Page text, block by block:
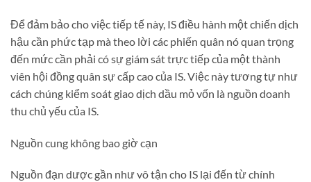
Để đảm bảo cho việc tiếp tế này, IS điều hành một chiến dịch
hậu cần phức tạp mà theo lời các phiến quân nó quan trọng
đến mức cần phải có sự giám sát trực tiếp của một thành
viên hội đồng quân sự cấp cao của IS. Việc này tương tự như
cách chúng kiểm soát giao dịch dầu mỏ vốn là nguồn doanh
thu chủ yếu của IS.
Nguồn cung không bao giờ cạn
Nguồn đạn dược gần như vô tận cho IS lại đến từ chính